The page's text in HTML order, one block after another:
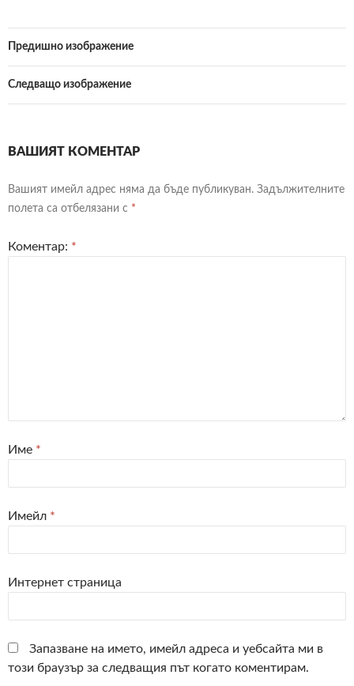
Предишно изображение
Следващо изображение
ВАШИЯТ КОМЕНТАР
Вашият имейл адрес няма да бъде публикуван. Задължителните
полета са отбелязани с *
Коментар: *
Име *
Имейл *
Интернет страница
Запазване на името, имейл адреса и уебсайта ми в
този браузър за следващия път когато коментирам.